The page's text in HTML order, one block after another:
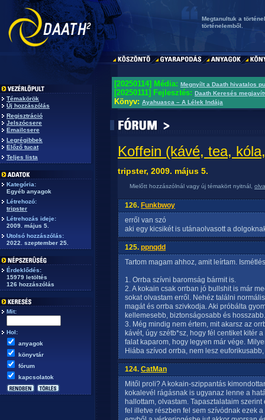
Megtanultuk a
történelemből.
Témakörök
Új hozzászólás
Regisztráció
Jelszócsere
Emailcsere
Legrégibbek
Előző tucat
Teljes lista
Kategória:
Egyéb anyagok
Létrehozó:
tripster
Létrehozás ideje:
2009. május 5.
Utolsó hozzászólás:
2022. szeptember 25.
Érdeklődés:
15979 letöltés
126 hozzászólás
Mit:
Hol:
anyagok
könyvtár
fórum
kapcsolatok
[20250114] Média: Megnyílt a Daath hivatalos
[20250111] Fejlesztés: Daath Keresés
Könyv: Ayahuasca – A Lélek Indája
Koffein (kávé, tea,
tripster, 2009. május 5.
Mielőtt hozzászólnál vagy új témakört nyitnál,
126. Funkbwoy
erről van szó
aki egy kicsikét is utánaolvasott a
125. ppnqdd
Tartom magam ahhoz, amit leírtam.
1. Orrba szívni baromság bármit is.
2. A kokain csak orrban jó bullshit is már
sokat olvastam erről. Nehéz találni
magát és orrba szivkodja. Aki próbálta
kellemesebb, biztonságosabb és
3. Még mindig nem értem, mit akarsz az
kávét, úgy szétb*sz, hogy fél centiket kitér
falat kaparom, hogy legyen már vége.
Hiába szívod orrba, nem lesz
124. CatMan
Mitől proli? A kokain-szippantás
kokalevél rágásnak is ugyanaz lenne a
hallottam, olvastam. Tapasztalataim
fel illetve részben fel sem szívódnak ezek